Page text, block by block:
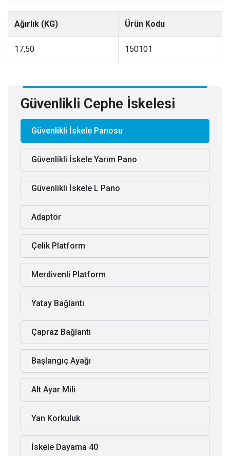
Ağırlık (KG) Ürün Kodu
17,50 150101
Güvenlikli Cephe İskelesi
Güvenlikli İskele Panosu
Güvenlikli İskele Yarım Pano
Güvenlikli İskele L Pano
Adaptör
Çelik Platform
Merdivenli Platform
Yatay Bağlantı
Çapraz Bağlantı
Başlangıç Ayağı
Alt Ayar Mili
Yan Korkuluk
İskele Dayama 40